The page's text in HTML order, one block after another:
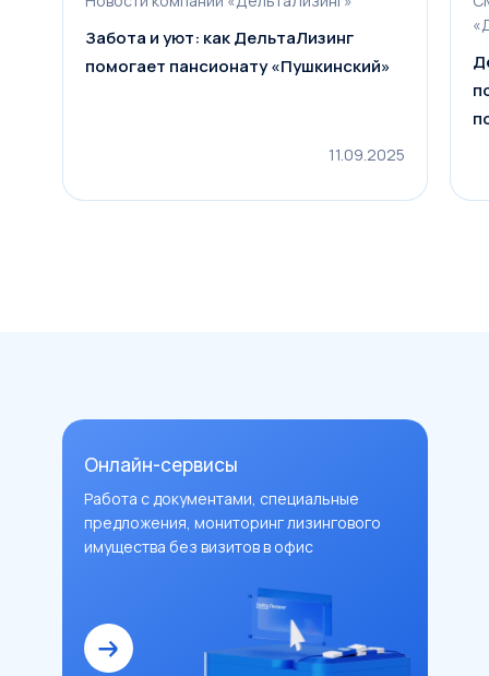
Забота и уют: как ДельтаЛизинг
помогает пансионату «Пушкинский»
11.09.2025
Онлайн-сервисы
Работа с документами, специальные
предложения, мониторинг лизингового
имущества без визитов в офис